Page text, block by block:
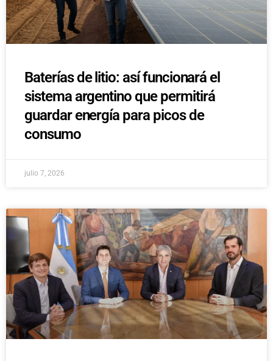
Baterías de litio: así funcionará el
sistema argentino que permitirá
guardar energía para picos de
consumo
julio 7, 2026